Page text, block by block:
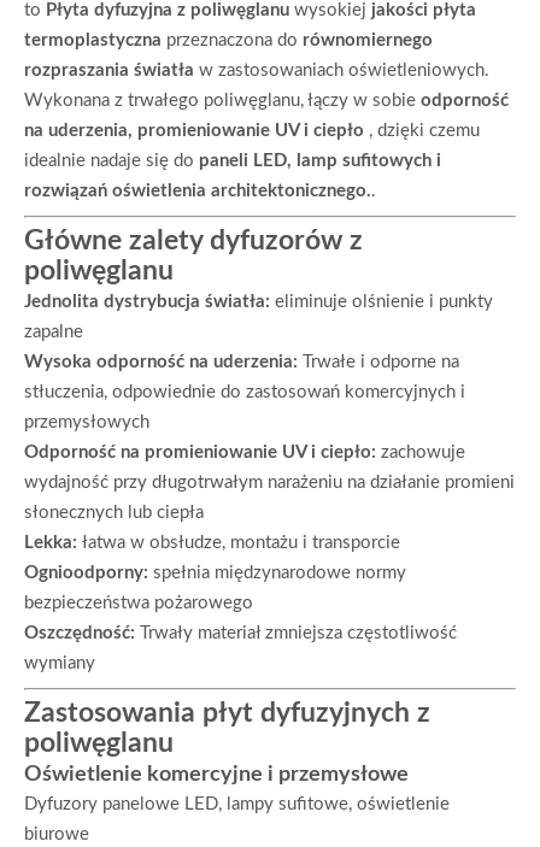
to Płyta dyfuzyjna z poliwęglanu wysokiej jakości płyta
termoplastyczna przeznaczona do równomiernego
rozpraszania światła w zastosowaniach oświetleniowych.
Wykonana z trwałego poliwęglanu, łączy w sobie odporność
na uderzenia, promieniowanie UV i ciepło , dzięki czemu
idealnie nadaje się do paneli LED, lamp sufitowych i
rozwiązań oświetlenia architektonicznego..
Główne zalety dyfuzorów z
poliwęglanu
Jednolita dystrybucja światła: eliminuje olśnienie i punkty
zapalne
Wysoka odporność na uderzenia:
Trwałe i odporne na
stłuczenia, odpowiednie do zastosowań komercyjnych i
przemysłowych
Odporność na promieniowanie UV i ciepło: zachowuje
wydajność przy długotrwałym narażeniu na działanie promieni
słonecznych lub ciepła
Lekka: łatwa w obsłudze, montażu i transporcie
Ognioodporny: spełnia międzynarodowe normy
bezpieczeństwa pożarowego
Oszczędność:
Trwały materiał zmniejsza częstotliwość
wymiany
Zastosowania płyt dyfuzyjnych z
poliwęglanu
Oświetlenie komercyjne i przemysłowe
Dyfuzory panelowe LED, lampy sufitowe, oświetlenie
biurowe